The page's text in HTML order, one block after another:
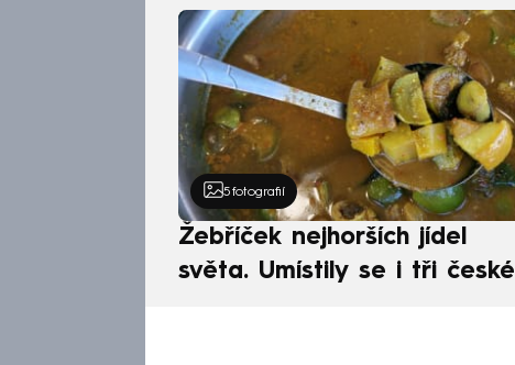
5 fotografií
Žebříček nejhorších jídel
světa. Umístily se i tři české